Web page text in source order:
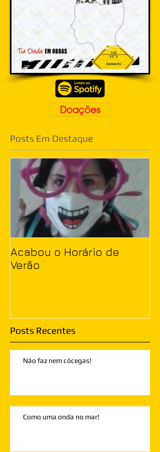
Doações
Posts Em Destaque
Acabou o Horário de
Verão
Posts Recentes
Não faz nem cócegas!
Como uma onda no mar!